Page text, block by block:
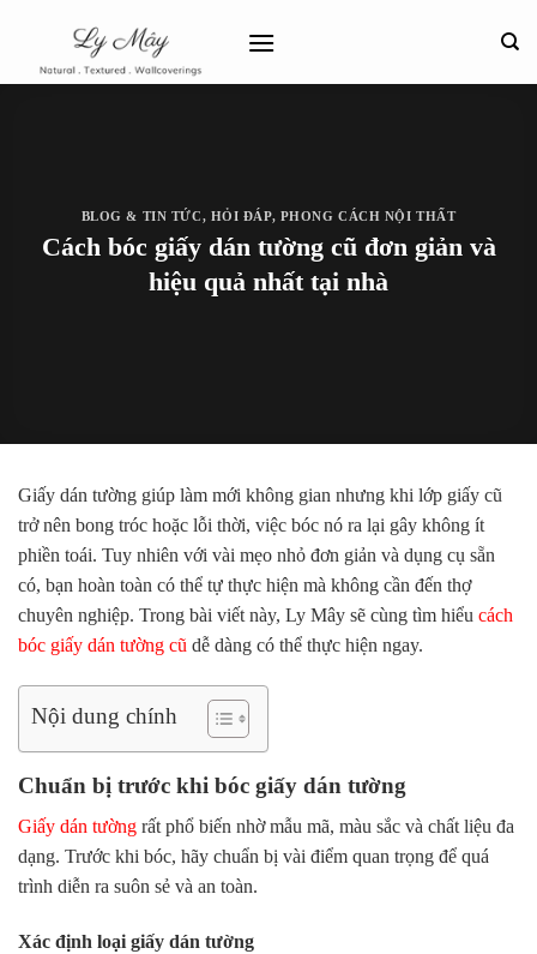
BLOG & TIN TỨC, HỎI ĐÁP, PHONG CÁCH NỘI THẤT
Cách bóc giấy dán tường cũ đơn giản và
hiệu quả nhất tại nhà
Giấy dán tường giúp làm mới không gian nhưng khi lớp giấy cũ
trở nên bong tróc hoặc lỗi thời, việc bóc nó ra lại gây không ít
phiền toái. Tuy nhiên với vài mẹo nhỏ đơn giản và dụng cụ sẵn
có, bạn hoàn toàn có thể tự thực hiện mà không cần đến thợ
chuyên nghiệp. Trong bài viết này, Ly Mây sẽ cùng tìm hiểu cách
bóc giấy dán tường cũ dễ dàng có thể thực hiện ngay.
Nội dung chính
Chuẩn bị trước khi bóc giấy dán tường
Giấy dán tường rất phổ biến nhờ mẫu mã, màu sắc và chất liệu đa
dạng. Trước khi bóc, hãy chuẩn bị vài điểm quan trọng để quá
trình diễn ra suôn sẻ và an toàn.
Xác định loại giấy dán tường